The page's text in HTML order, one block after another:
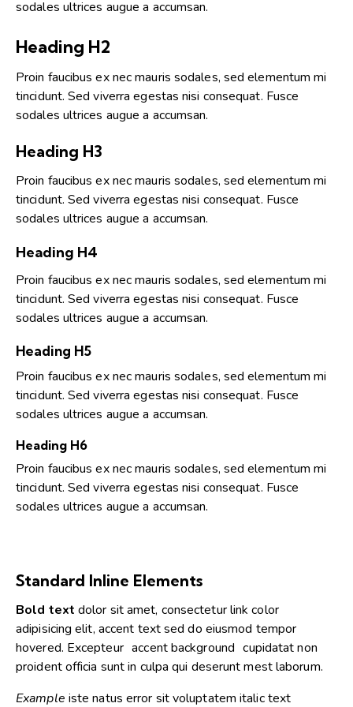
sodales ultrices augue a accumsan.
Heading H2
Proin faucibus ex nec mauris sodales, sed elementum mi
tincidunt. Sed viverra egestas nisi consequat. Fusce
sodales ultrices augue a accumsan.
Heading H3
Proin faucibus ex nec mauris sodales, sed elementum mi
tincidunt. Sed viverra egestas nisi consequat. Fusce
sodales ultrices augue a accumsan.
Heading H4
Proin faucibus ex nec mauris sodales, sed elementum mi
tincidunt. Sed viverra egestas nisi consequat. Fusce
sodales ultrices augue a accumsan.
Heading H5
Proin faucibus ex nec mauris sodales, sed elementum mi
tincidunt. Sed viverra egestas nisi consequat. Fusce
sodales ultrices augue a accumsan.
Heading H6
Proin faucibus ex nec mauris sodales, sed elementum mi
tincidunt. Sed viverra egestas nisi consequat. Fusce
sodales ultrices augue a accumsan.
Standard Inline Elements
Bold text dolor sit amet, consecteturlink color
adipisicing elit, accent text sed do eiusmod tempor
hovered. Excepteur accent background cupidatat non
proident officia sunt in culpa qui deserunt mest laborum.
Example iste natus error sit voluptatem italic text